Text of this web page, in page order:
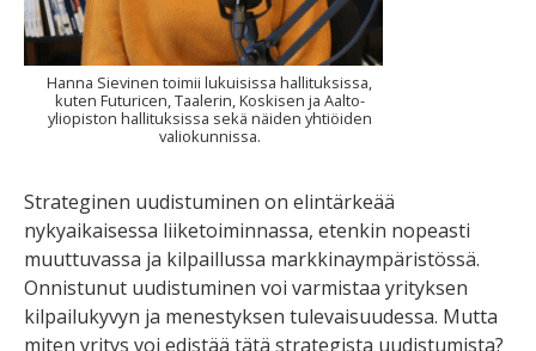
Hanna Sievinen toimii lukuisissa hallituksissa,
kuten Futuricen, Taalerin, Koskisen ja Aalto-
yliopiston hallituksissa sekä näiden yhtiöiden
valiokunnissa.
Strateginen uudistuminen on elintärkeää
nykyaikaisessa liiketoiminnassa, etenkin nopeasti
muuttuvassa ja kilpaillussa markkinaympäristössä.
Onnistunut uudistuminen voi varmistaa yrityksen
kilpailukyvyn ja menestyksen tulevaisuudessa. Mutta
miten yritys voi edistää tätä strategista uudistumista?